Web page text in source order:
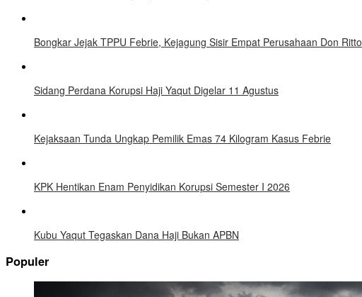
Bongkar Jejak TPPU Febrie, Kejagung Sisir Empat Perusahaan Don Ritto
Sidang Perdana Korupsi Haji Yaqut Digelar 11 Agustus
Kejaksaan Tunda Ungkap Pemilik Emas 74 Kilogram Kasus Febrie
KPK Hentikan Enam Penyidikan Korupsi Semester I 2026
Kubu Yaqut Tegaskan Dana Haji Bukan APBN
Populer